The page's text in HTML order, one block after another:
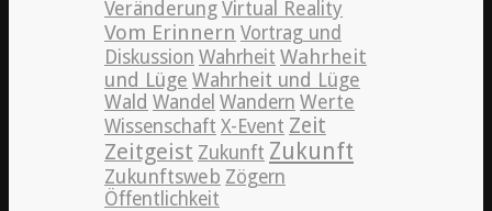
Veränderung Virtual Reality
Vom Erinnern Vortrag und
Diskussion Wahrheit Wahrheit
und Lüge Wahrheit und Lüge
Wald Wandel Wandern Werte
Wissenschaft X-Event Zeit
Zeitgeist Zukunft Zukunft
Zukunftsweb Zögern
Öffentlichkeit